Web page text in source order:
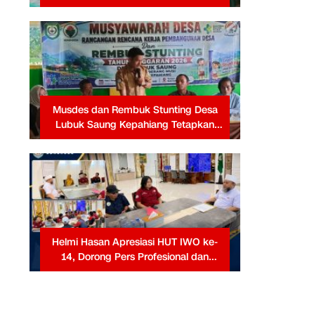
Pemerintah Desa Tekankan
Transparansi dan Partisipasi Warga
Musdes dan Rembuk Stunting Desa
Lubuk Saung Kepahiang Tetapkan
Prioritas RKP Desa 2026, Fokus
Infrastruktur dan Penurunan Stunting
Helmi Hasan Apresiasi HUT IWO ke-
14, Dorong Pers Profesional dan
Berkontribusi untuk Masyarakat